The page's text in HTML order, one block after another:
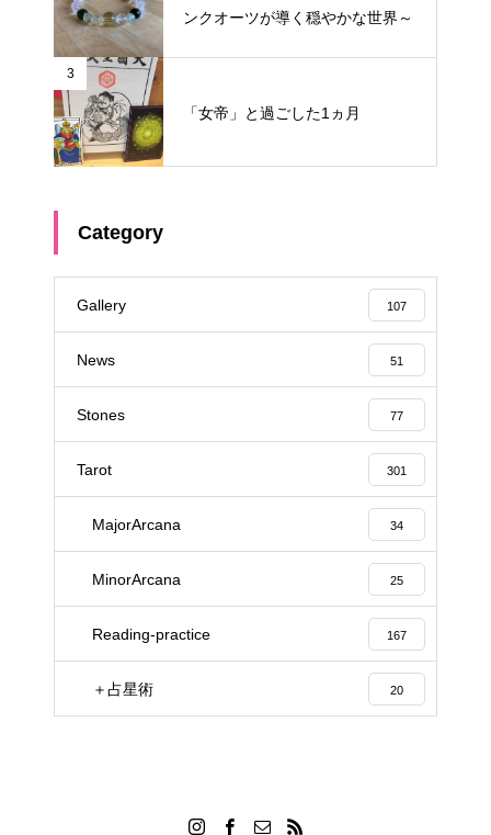
ンクオーツが導く穏やかな世界～
3
「女帝」と過ごした1ヵ月
Category
Gallery 107
News 51
Stones 77
Tarot 301
MajorArcana 34
MinorArcana 25
Reading-practice 167
＋占星術 20